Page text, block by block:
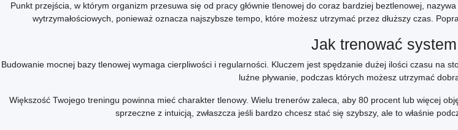
Punkt przejścia, w którym organizm przesuwa się od pracy głównie tlenowej do coraz bardziej beztlenowej,
wytrzymałościowych, ponieważ oznacza najszybsze tempo, które możesz utrzymać przez dłuższy czas.
Jak trenować
Budowanie mocnej bazy tlenowej wymaga cierpliwości i regularności. Kluczem jest spędzanie dużej ilości czasu na
luźne pływanie, podczas których możesz utrzymać
Większość Twojego treningu powinna mieć charakter tlenowy. Wielu trenerów zaleca, aby 80 procent lub więcej
sprzeczne z intuicją, zwłaszcza jeśli bardzo chcesz stać się szybszy, ale to właśnie